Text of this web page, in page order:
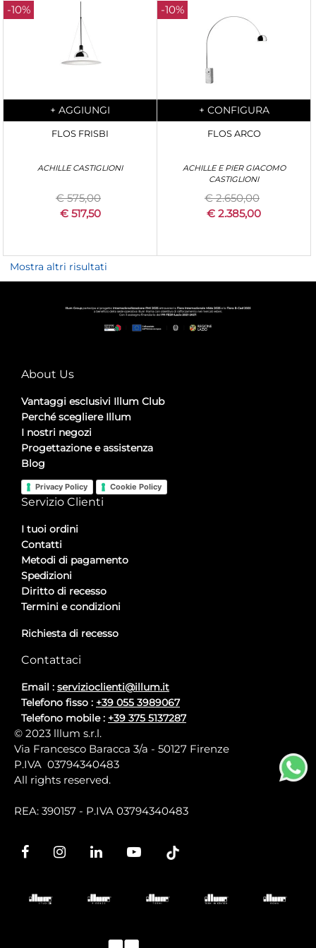
-10%
Quantity
+ AGGIUNGI
FLOS FRISBI
ACHILLE CASTIGLIONI
€ 575,00
€ 517,50
-10%
Quantity
+ CONFIGURA
FLOS ARCO
ACHILLE E PIER GIACOMO
CASTIGLIONI
€ 2.650,00
€ 2.385,00
Mostra altri risultati
About Us
Vantaggi esclusivi Illum Club
Perché scegliere Illum
I nostri negozi
Progettazione e assistenza
Blog
Privacy Policy Cookie Policy
Servizio Clienti
I tuoi ordini
Contatti
Metodi di pagamento
Spedizioni
Diritto di recesso
Termini e condizioni
Richiesta di recesso
Contattaci
Email : servizioclienti@illum.it
Telefono fisso : +39 055 3989067
Telefono mobile : +39 375 5137287
© 2023 lllum s.r.l.
Via Francesco Baracca 3/a - 50127 Firenze
P.IVA 03794340483
All rights reserved.
REA: 390157 - P.IVA 03794340483